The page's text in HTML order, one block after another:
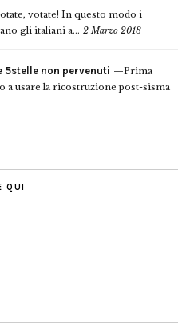
votate! In questo modo i
gli italiani a... 2 Marzo 2018
5stelle non pervenuti
Prima
a usare la ricostruzione post-sisma
QUI